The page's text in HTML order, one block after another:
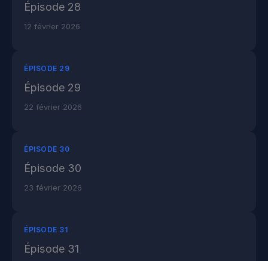
Épisode 28
12 février 2026
ÉPISODE 29
Épisode 29
22 février 2026
ÉPISODE 30
Épisode 30
23 février 2026
ÉPISODE 31
Épisode 31